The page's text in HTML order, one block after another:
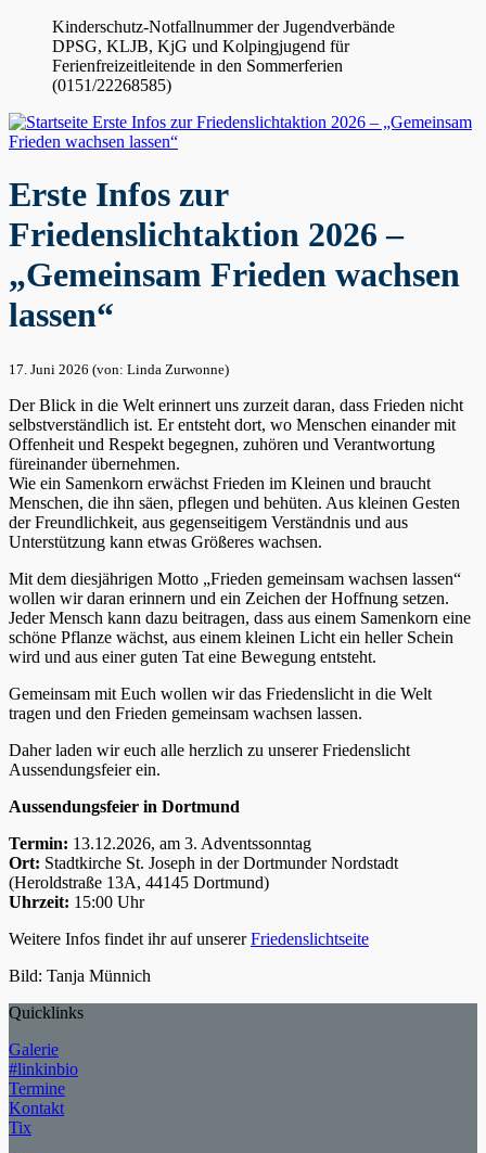
Kinderschutz-Notfallnummer der Jugendverbände
DPSG, KLJB, KjG und Kolpingjugend für
Ferienfreizeitleitende in den Sommerferien
(0151/22268585)
Erste Infos zur Friedenslichtaktion 2026 – „Gemeinsam
Frieden wachsen lassen“
Erste Infos zur
Friedenslichtaktion 2026 –
„Gemeinsam Frieden wachsen
lassen“
17. Juni 2026 (von: Linda Zurwonne)
Der Blick in die Welt erinnert uns zurzeit daran, dass Frieden nicht
selbstverständlich ist. Er entsteht dort, wo Menschen einander mit
Offenheit und Respekt begegnen, zuhören und Verantwortung
füreinander übernehmen.
Wie ein Samenkorn erwächst Frieden im Kleinen und braucht
Menschen, die ihn säen, pflegen und behüten. Aus kleinen Gesten
der Freundlichkeit, aus gegenseitigem Verständnis und aus
Unterstützung kann etwas Größeres wachsen.
Mit dem diesjährigen Motto „Frieden gemeinsam wachsen lassen“
wollen wir daran erinnern und ein Zeichen der Hoffnung setzen.
Jeder Mensch kann dazu beitragen, dass aus einem Samenkorn eine
schöne Pflanze wächst, aus einem kleinen Licht ein heller Schein
wird und aus einer guten Tat eine Bewegung entsteht.
Gemeinsam mit Euch wollen wir das Friedenslicht in die Welt
tragen und den Frieden gemeinsam wachsen lassen.
Daher laden wir euch alle herzlich zu unserer Friedenslicht
Aussendungsfeier ein.
Aussendungsfeier in Dortmund
Termin: 13.12.2026, am 3. Adventssonntag
Ort: Stadtkirche St. Joseph in der Dortmunder Nordstadt
(Heroldstraße 13A, 44145 Dortmund)
Uhrzeit: 15:00 Uhr
Weitere Infos findet ihr auf unsererFriedenslichtseite
Bild: Tanja Münnich
Quicklinks
Galerie
#linkinbio
Termine
Kontakt
Tix